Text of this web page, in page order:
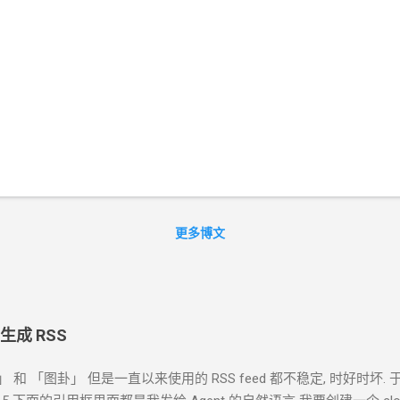
更多博文
成 RSS
和 「图卦」 但是一直以来使用的 RSS feed 都不稳定, 时好时坏.